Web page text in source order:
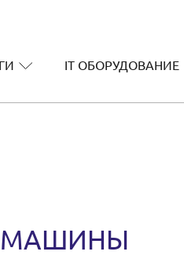
IT ОБОРУДОВАНИЕ
МАШИНЫ